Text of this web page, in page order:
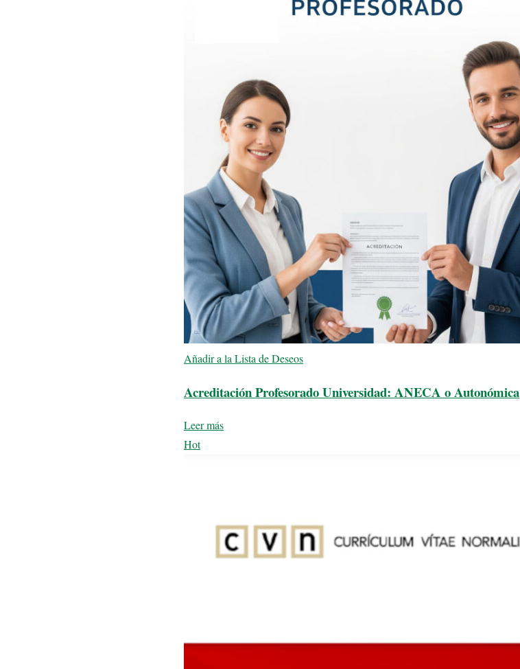
Añadir a la Lista de Deseos
Acreditación Profesorado Universidad: ANECA o Autonómica
Leer más
Hot